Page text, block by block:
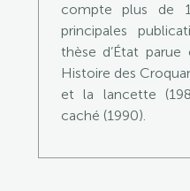
compte plus de
principales
thèse d’État
Histoire des
et la lancette
caché (1990).